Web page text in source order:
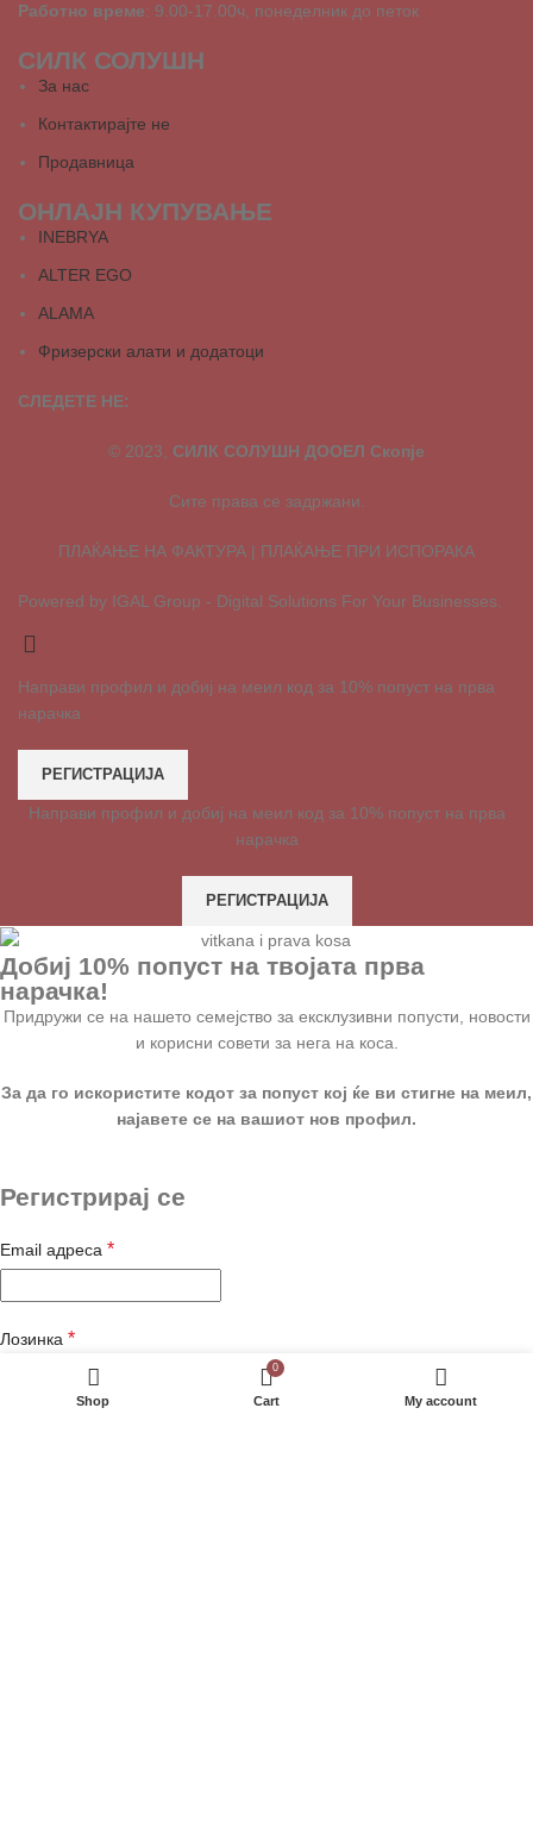
Работно време: 9.00-17.00ч, понеделник до петок
СИЛК СОЛУШН
За нас
Контактирајте не
Продавница
ОНЛАЈН КУПУВАЊЕ
INEBRYA
ALTER EGO
ALAMA
Фризерски алати и додатоци
СЛЕДЕТЕ НЕ:
© 2023, СИЛК СОЛУШН ДООЕЛ Скопје
Сите права се задржани.
ПЛАЌАЊЕ НА ФАКТУРА | ПЛАЌАЊЕ ПРИ ИСПОРАКА
Powered by IGAL Group - Digital Solutions For Your Businesses.
Направи профил и добиј на меил код за 10% попуст на прва
нарачка
РЕГИСТРАЦИЈА
Направи профил и добиј на меил код за 10% попуст на прва
нарачка
РЕГИСТРАЦИЈА
Добиј 10% попуст на твојата прва
нарачка!
Придружи се на нашето семејство за ексклузивни попусти, новости
и корисни совети за нега на коса.
За да го искористите кодот за попуст кој ќе ви стигне на меил,
најавете се на вашиот нов профил.
Регистрирај се
Email адреса *
Лозинка *
Shop
0
Cart My account